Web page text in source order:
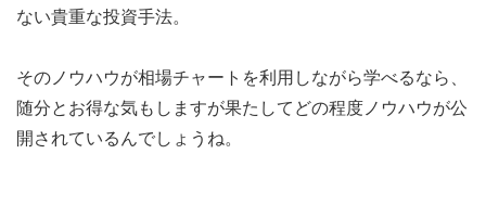
ない貴重な投資手法。
そのノウハウが相場チャートを利用しながら学べるなら、
随分とお得な気もしますが果たしてどの程度ノウハウが公
開されているんでしょうね。